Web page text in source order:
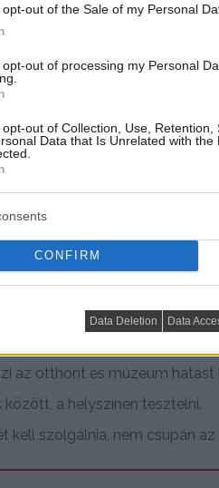
out of the Sale of my Personal
out of processing my Personal
out of Collection, Use, Retention,
Data that Is Unrelated with the
CONFIRM
Data Deletion Data
legátgondoltabb enteriőr
vagy épp üressé
az otthont és múzeum hatást
a helyszínen tesztelni.
kell szolgálnia, nem csupán